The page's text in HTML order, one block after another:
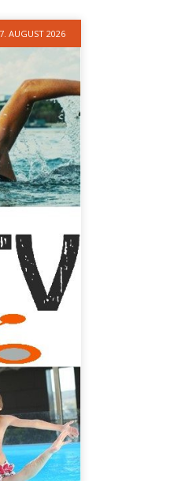
7. AUGUST 2026